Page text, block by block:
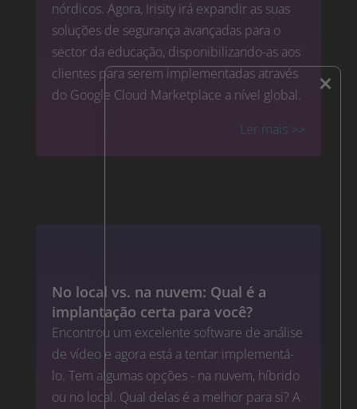
nórdicos. Agora, Irisity irá expandir as suas
soluções de segurança avançadas para o
sector da educação, disponibilizando-as aos
clientes para serem implementadas através
do Google Cloud Marketplace a nível global.
Ler mais >>
No local vs. na nuvem: Qual é a
implantação certa para você?
Encontrou um excelente software de análise
de vídeo e agora está a tentar implementá-
lo. Tem algumas opções - na nuvem, híbrido
ou no local. Qual delas é a melhor para si? A
×